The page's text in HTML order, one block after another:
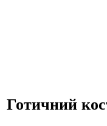
Готичний